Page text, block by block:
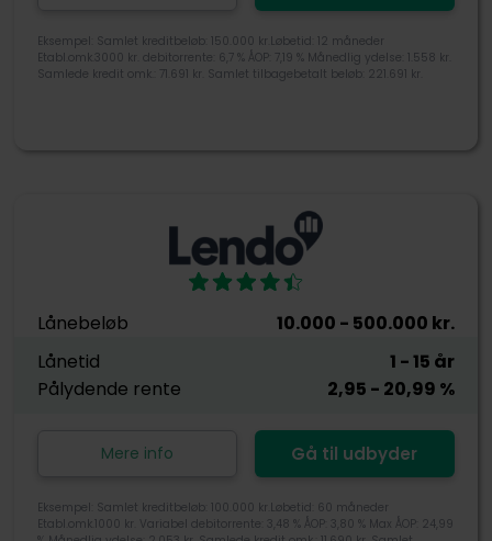
Eksempel: Samlet kreditbeløb: 150.000 kr.Løbetid: 12 måneder
Etabl.omk.3000 kr. debitorrente: 6,7 % ÅOP: 7,19 % Månedlig ydelse: 1.558 kr.
Samlede kredit omk.: 71.691 kr. Samlet tilbagebetalt beløb: 221.691 kr.
Lånebeløb 10.000 - 500.000 kr.
Lånetid
1 - 15 år
Pålydende rente
2,95 - 20,99 %
Mere info Gå til udbyder
Eksempel: Samlet kreditbeløb: 100.000 kr.Løbetid: 60 måneder
Etabl.omk.1000 kr. Variabel debitorrente: 3,48 % ÅOP: 3,80 % Max ÅOP: 24,99